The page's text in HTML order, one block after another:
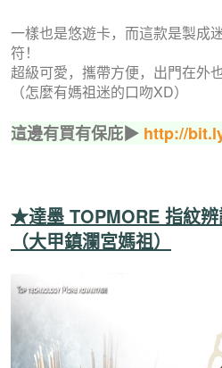
一樣也是悠遊卡，而這款是製成
符！
超級可愛，攜帶方便，出門在外
（怎麼有媽祖迷的口吻XD）
這邊有買有保庇▶ http://
★達墨 TOPMORE 指紋
（大甲鎮瀾宮媽祖）